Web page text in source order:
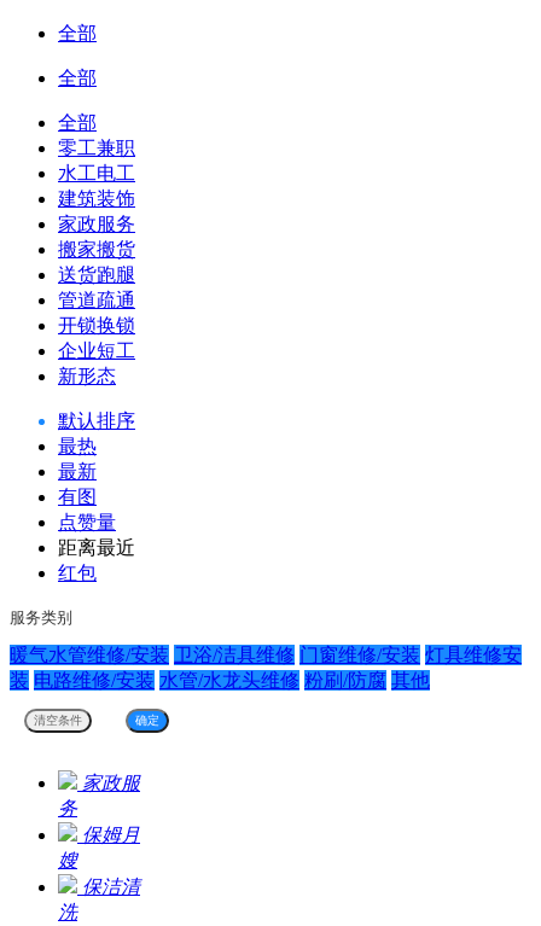
全部
全部
全部
零工兼职
水工电工
建筑装饰
家政服务
搬家搬货
送货跑腿
管道疏通
开锁换锁
企业短工
新形态
默认排序
最热
最新
有图
点赞量
距离最近
红包
服务类别
暖气水管维修/安装 卫浴/洁具维修 门窗维修/安装 灯具维修安
装 电路维修/安装 水管/水龙头维修 粉刷/防腐 其他
家政服
务
保姆月
嫂
保洁清
洗